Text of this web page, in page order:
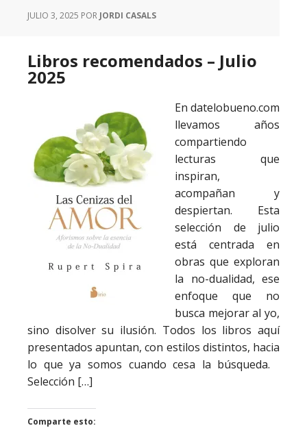
JULIO 3, 2025 POR JORDI CASALS
Libros recomendados – Julio
2025
En datelobueno.com
llevamos años
compartiendo
lecturas que
inspiran,
acompañan y
despiertan. Esta
selección de julio
está centrada en
obras que exploran
la no-dualidad, ese
enfoque que no
busca mejorar al yo,
sino disolver su ilusión. Todos los libros aquí
presentados apuntan, con estilos distintos, hacia
lo que ya somos cuando cesa la búsqueda.
Selección […]
Comparte esto: